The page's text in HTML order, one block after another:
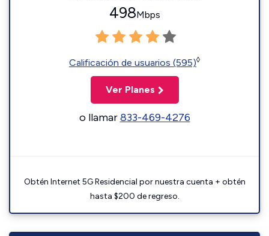
498Mbps
Calificación de usuarios (595)◊
Ver Planes
o llamar833-469-4276
Obtén Internet 5G Residencial por nuestra cuenta + obtén
hasta $200 de regreso.